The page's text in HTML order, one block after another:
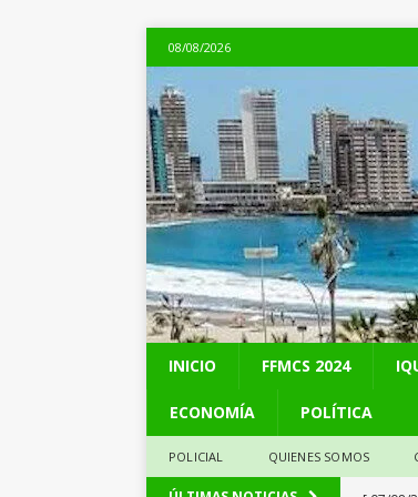
08/08/2026
INICIO FFMCS 2024
ECONOMÍA POLÍTICA
POLICIAL QUIENES SOMOS